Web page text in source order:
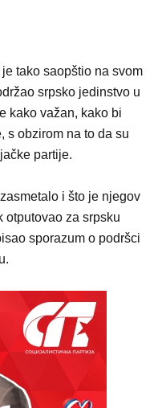
tako saopštio na svom
srpsko jedinstvo u
kako važan, kako bi
s obzirom na to da su
partije.
i što je njegov
otputovao za srpsku
sporazum o podršci